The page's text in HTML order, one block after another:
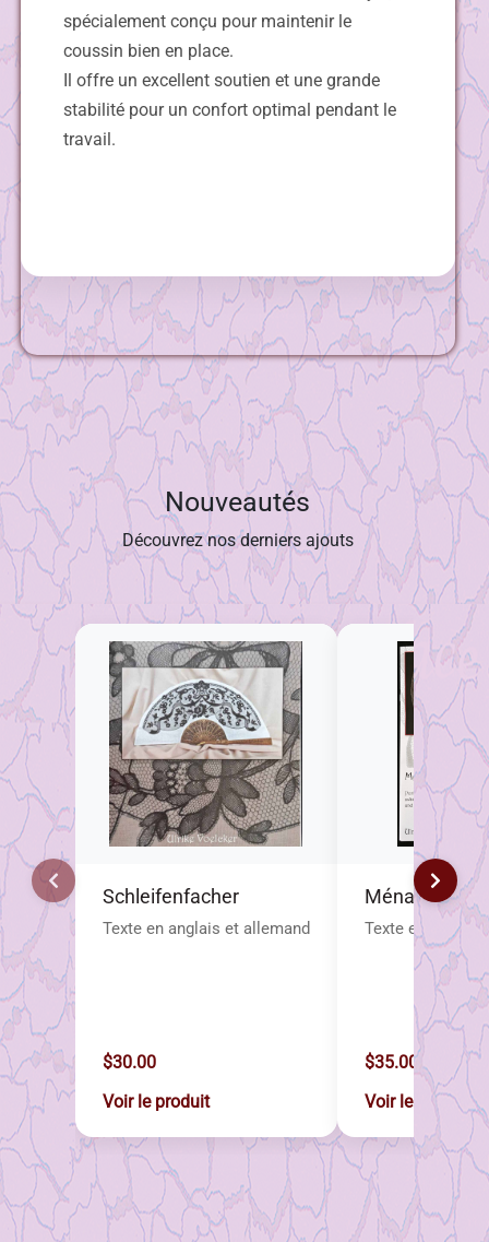
spécialement conçu pour maintenir le
coussin bien en place.
Il offre un excellent soutien et une grande
stabilité pour un confort optimal pendant le
travail.
Nouveautés
Découvrez nos derniers ajouts
Schleifenfacher
Texte en anglais et allemand
$30.00
Voir le produit
Ménage à
Texte en anglais
$35.00
Voir le produit